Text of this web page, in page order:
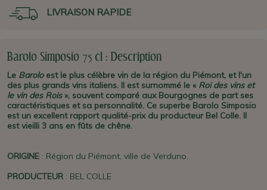
LIVRAISON RAPIDE
Barolo Simposio 75 cl : Description
Le Baroloest le plus célèbre vin de la région du Piémont, et l'un
des plus grands vins italiens. Il est surnommé le « Roi des vins et
le vin des Rois», souvent comparé aux Bourgognes de part ses
caractéristiques et sa personnalité. Ce superbe Barolo Simposio
est un excellent rapport qualité-prix du producteur Bel Colle. Il
est vieilli 3 ans en fûts de chêne.
ORIGINE : Région du Piémont, ville de Verduno.
PRODUCTEUR : BEL COLLE